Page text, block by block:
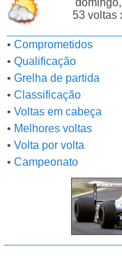
53 voltas
• Comprometidos
• Qualificação
• Grelha de partida
• Classificação
• Voltas em cabeça
• Melhores voltas
• Volta por volta
• Campeonato